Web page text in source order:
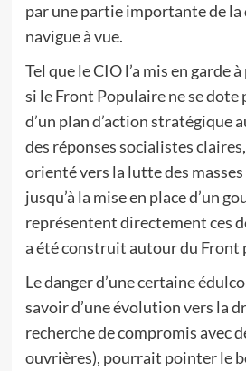
par une partie importante de
navigue à vue.
Tel que le CIO l’a mis en garde
si le Front Populaire ne se dote
d’un plan d’action stratégique
des réponses socialistes
orienté vers la lutte des
jusqu’à la mise en place d’un
représentent directement ces
a été construit autour du
Le danger d’une certaine
savoir d’une évolution vers la
recherche de compromis avec
ouvrières), pourrait pointer le